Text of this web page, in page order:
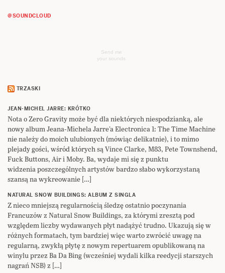
@SOUNDCLOUD
Send me
your sounds
TRZASKI
JEAN-MICHEL JARRE: KRÓTKO
Nota o Zero Gravity może być dla niektórych niespodzianką, ale
nowy album Jeana-Michela Jarre’a Electronica 1: The Time Machine
nie należy do moich ulubionych (mówiąc delikatnie), i to mimo
plejady gości, wśród których są Vince Clarke, M83, Pete Townshend,
Fuck Buttons, Air i Moby. Ba, wydaje mi się z punktu
widzenia poszczególnych artystów bardzo słabo wykorzystaną
szansą na wykreowanie […]
NATURAL SNOW BUILDINGS: ALBUM Z SINGLA
Z nieco mniejszą regularnością śledzę ostatnio poczynania
Francuzów z Natural Snow Buildings, za którymi zresztą pod
względem liczby wydawanych płyt nadążyć trudno. Ukazują się w
różnych formatach, tym bardziej więc warto zwrócić uwagę na
regularną, zwykłą płytę z nowym repertuarem opublikowaną na
winylu przez Ba Da Bing (wcześniej wydali kilka reedycji starszych
nagrań NSB) z […]